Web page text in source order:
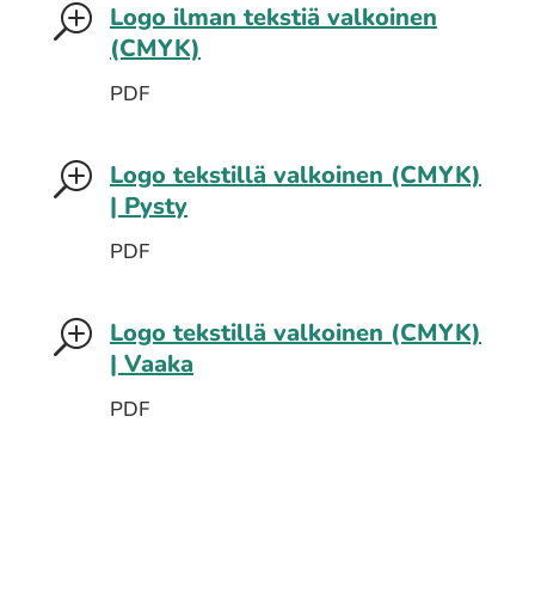
T Logo ilman tekstiä valkoinen
(CMYK)
PDF
T Logo tekstillä valkoinen (CMYK)
| Pysty
PDF
T Logo tekstillä valkoinen (CMYK)
| Vaaka
PDF